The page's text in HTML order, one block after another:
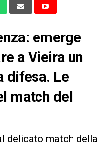
emerge
a Vieira un
difesa. Le
match del
delicato match della